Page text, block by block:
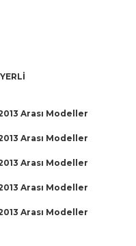
Arası Modeller
Arası Modeller
Arası Modeller
Arası Modeller
Arası Modeller